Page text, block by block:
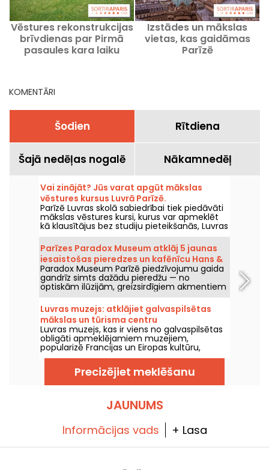
Vēstures rekonstrukcijas
brīvdienas par Pirmā
pasaules kara laiku
Izstādes un mākslas
vietas, kas gaidāmas
Parīzē
KOMENTĀRI
Šodien Rītdiena
Šajā nedēļas nogalē Nākamnedēļ
Vai zinājāt? Jūs varat apgūt mākslas
vēstures kursus Luvrā Parīzē.
Parīzē Luvras skolā sabiedrībai tiek piedāvāti
mākslas vēstures kursi, kurus var apmeklēt
kā klausītājus bez studiju pieteikšanās, Luvras
pils centrā katru gadu no septembra līdz
jūnijam. Muzejs arī dažkārt rīko bezmaksas
lekcijas. Tā ir iespēja kļūt neapšaubāmi labi
zināms mākslas vēsturē!
Parīzes Paradox Museum atklāj 5 jaunas
iesaistošas pieredzes un kafēnīcu Hans &
Gretel
Paradox Museum Parīzē piedzīvojumu gaida
gandrīz simts dažādu pieredžu — no
optiskām ilūzijām, greizsirdīgiem akmentiem
līdz sajūtu sajaukšanai. Jums patiks
apmulsināties un iemūžināt sirreālas
fotogrāfijas. Tagad pievienojušās arī piecas
jaunas, pilnībā immersīvas izstādes — laiks
ļauties mūsu maņu pārbaudījumam! Turklāt,
gaidāms arī jauns, ārkārtīgi garšīgs kafejnīcas
piedāvājums: Hans & Gretel jūs pārliecinās,
ka, ienākot, netiksi pazaudēts.
Luvras muzejs: atklājiet galvaspilsētas
mākslas un tūrisma centru
Luvras muzejs, kas ir viens no galvaspilsētas
obligāti apmeklējamiem muzejiem,
popularizē Francijas un Eiropas kultūru,
piedāvājot daudzos izstādītos šedevrus, par
ko liecina 8 miljoni apmeklētāju gadā, kuri
ierodas, lai aplūkotu Monas Lizas smaidu vai
"Brīvības gājiena" dedzību. Tā ir vēsturē
gadsimtus, un to noteikti jāapmeklē, ja
uzturaties Parīzē!
Precizējiet meklēšanu
JAUNUMS
Informācijas vads + Lasa